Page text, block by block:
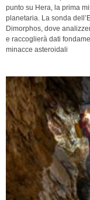
punto su Hera, la prima
planetaria. La sonda
Dimorphos, dove
e raccoglierà dati
minacce asteroidali